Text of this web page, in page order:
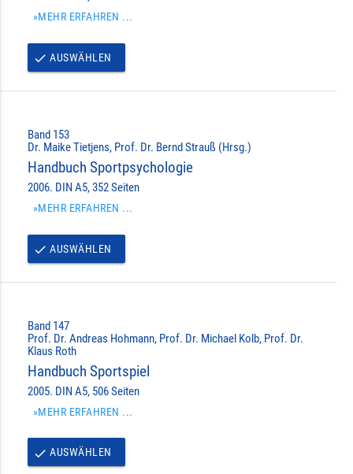
»MEHR ERFAHREN ...
done AUSWÄHLEN
Band 153
Dr. Maike Tietjens, Prof. Dr. Bernd Strauß (Hrsg.)
Handbuch Sportpsychologie
2006. DIN A5, 352 Seiten
»MEHR ERFAHREN ...
done AUSWÄHLEN
Band 147
Prof. Dr. Andreas Hohmann, Prof. Dr. Michael Kolb, Prof. Dr.
Klaus Roth
Handbuch Sportspiel
2005. DIN A5, 506 Seiten
»MEHR ERFAHREN ...
done AUSWÄHLEN